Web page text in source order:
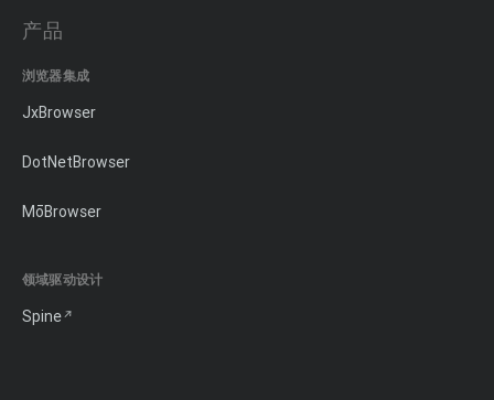
产品
浏览器集成
JxBrowser
DotNetBrowser
MōBrowser
领域驱动设计
Spine